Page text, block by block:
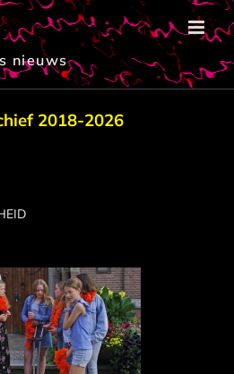
nieuws
2018-2026